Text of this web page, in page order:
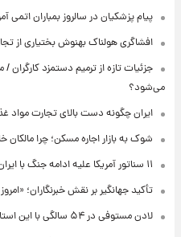
پیام پزشکیان در سالروز بمباران اتمی
افشاگری هولناک بهنوش بختیاری از
جزئیات تازه از ترمیم دستمزد کارگران
می‌شود؟
ایران چگونه دست بالای تجارت مواد
شوک به بازار اجاره مسکن؛ چرا مالکان
۱۱ سناتور آمریکا علیه ادامه جنگ با ایران وارد عمل شدند
تأکید جهانگیر بر نقش خبرنگاران؛
لادن مستوفی در ۵۴ سالگی با این استایل متفاوت دیده شد!